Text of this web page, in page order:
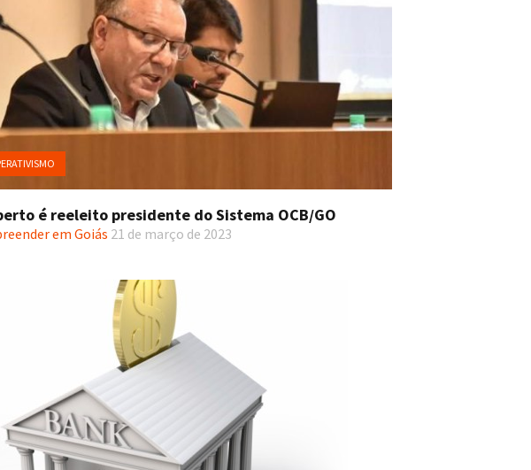
é reeleito presidente do Sistema OCB/GO
em Goiás 21 de março de 2023